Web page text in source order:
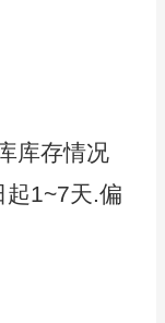
库存情况
起1~7天.偏